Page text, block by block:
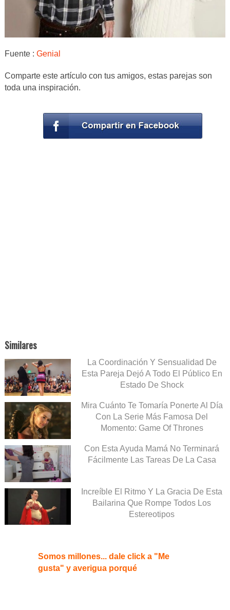
Fuente : Genial
Comparte este artículo con tus amigos, estas parejas son
toda una inspiración.
Similares
La Coordinación Y Sensualidad De
Esta Pareja Dejó A Todo El Público En
Estado De Shock
Mira Cuánto Te Tomaría Ponerte Al Día
Con La Serie Más Famosa Del
Momento: Game Of Thrones
Con Esta Ayuda Mamá No Terminará
Fácilmente Las Tareas De La Casa
Increíble El Ritmo Y La Gracia De Esta
Bailarina Que Rompe Todos Los
Estereotipos
Somos millones... dale click a "Me
gusta" y averigua porqué